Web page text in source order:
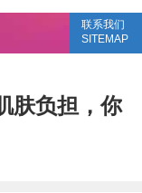
联系我们
SITEMAP
肤负担，你